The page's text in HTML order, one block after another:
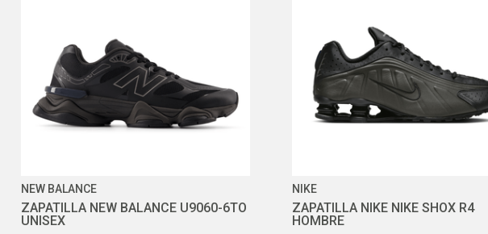
NEW BALANCE
ZAPATILLA NEW BALANCE U9060-6TO
UNISEX
NIKE
ZAPATILLA NIKE NIKE SHOX R4
HOMBRE